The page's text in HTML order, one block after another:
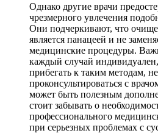
Однако другие врачи
чрезмерного увлечения
Они подчеркивают, что
является панацеей и не
медицинские процедуры.
каждый случай
прибегать к таким методам,
проконсультироваться с
может быть полезным
стоит забывать о
профессионального
при серьезных проблемах с